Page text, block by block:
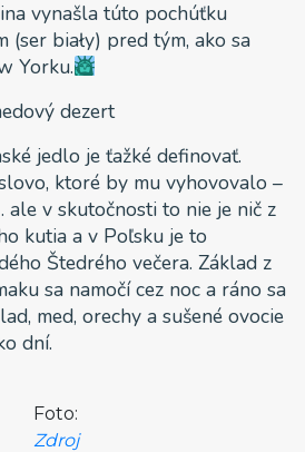
vynašla túto pochúťku
biały) pred tým, ako sa
Yorku.
dezert
jedlo je ťažké definovať.
ktoré by mu vyhovovalo –
ale v skutočnosti to nie je nič z
kutia a v Poľsku je to
Štedrého večera. Základ z
sa namočí cez noc a ráno sa
med, orechy a sušené ovocie
dní.
Foto:
Zdroj